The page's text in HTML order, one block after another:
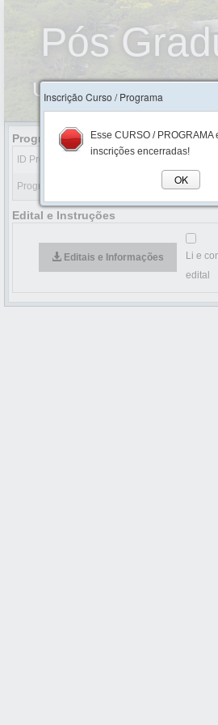
Pós
UNIVERSIDADE
Programa
ID Programa:
Programa:
Edital e Instruções
Editais e Informações
Li e
edital
Inscrição Curso / Programa
Esse CURSO / PROGRAMA
inscrições encerradas!
OK